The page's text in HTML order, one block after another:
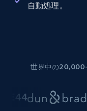
自動処理。
世界中の